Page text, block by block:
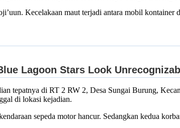
Kecelakaan maut terjadi antara mobil
tepatnya di RT 2 RW 2, Desa Sungai Burung,
di lokasi kejadian.
sepeda motor hancur. Sedangkan kedua